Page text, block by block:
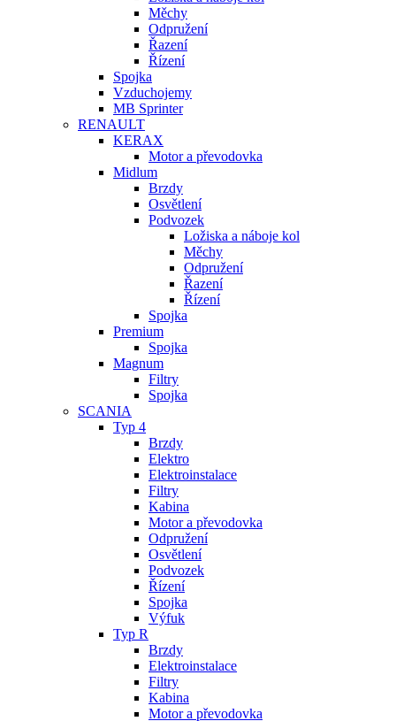
Měchy
Odpružení
Řazení
Řízení
Spojka
Vzduchojemy
MB Sprinter
RENAULT
KERAX
Motor a převodovka
Midlum
Brzdy
Osvětlení
Podvozek
Ložiska a náboje kol
Měchy
Odpružení
Řazení
Řízení
Spojka
Premium
Spojka
Magnum
Filtry
Spojka
SCANIA
Typ 4
Brzdy
Elektro
Elektroinstalace
Filtry
Kabina
Motor a převodovka
Odpružení
Osvětlení
Podvozek
Řízení
Spojka
Výfuk
Typ R
Brzdy
Elektroinstalace
Filtry
Kabina
Motor a převodovka